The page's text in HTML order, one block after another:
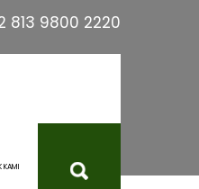
813 9800 2220
KAMI